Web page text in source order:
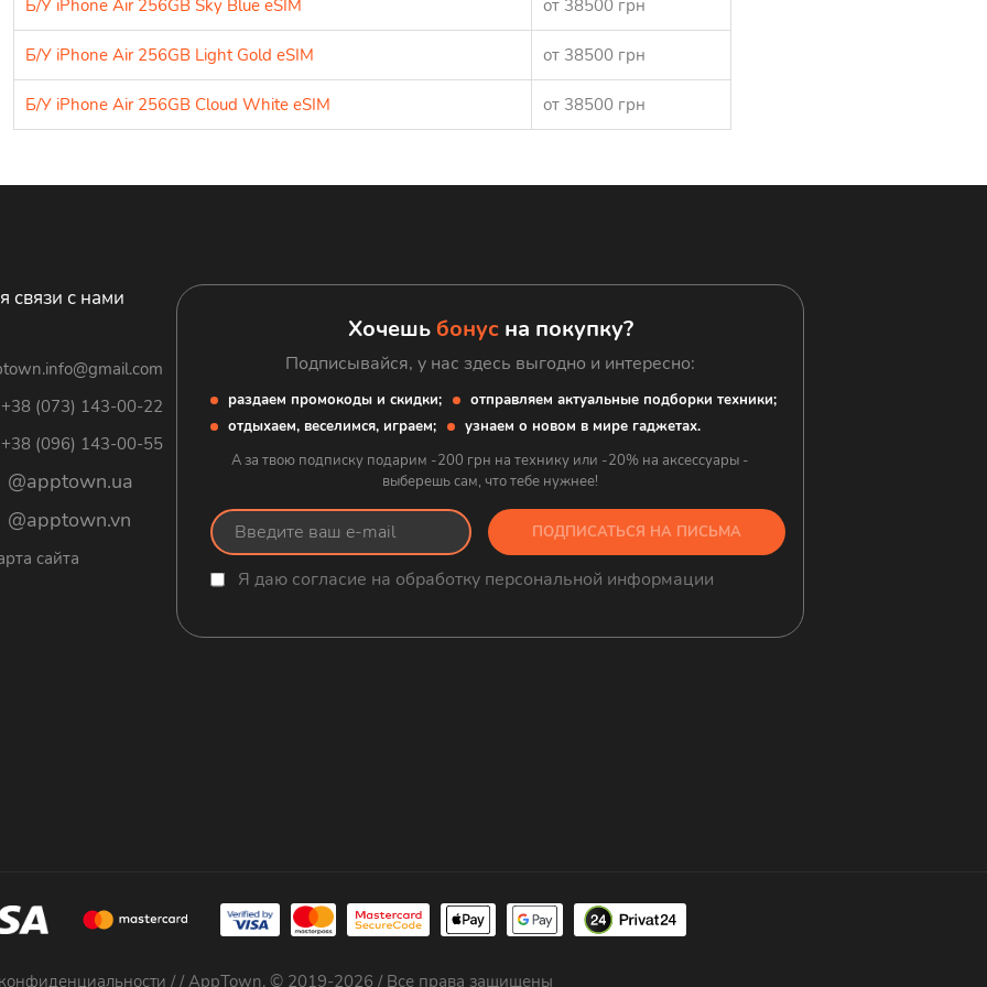
Б/У iPhone Air 256GB Sky Blue eSIM от 38500 грн
Б/У iPhone Air 256GB Light Gold eSIM от 38500 грн
Б/У iPhone Air 256GB Cloud White eSIM от 38500 грн
связи с нами
+38 (073) 143-00-22
+38 (096) 143-00-55
@apptown.ua
@apptown.vn
сайта
Хочешь бонусна покупку?
Подписывайся, у нас здесь выгодно и интересно:
раздаем промокоды и скидки;
отправляем актуальные подборки техники;
отдыхаем, веселимся, играем;
узнаем о новом в мире гаджетах.
А за твою подписку подарим -200 грн на технику или -20% на аксессуары -
выберешь сам, что тебе нужнее!
ПОДПИСАТЬСЯ НА ПИСЬМА
Я даю согласие на обработку персональной информации
/ / AppTown. © 2019-2026 / Все права защищены